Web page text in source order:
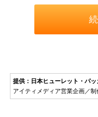
提供：日本ヒューレット・パ
アイティメディア営業企画／